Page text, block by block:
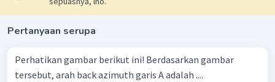
Pertanyaan serupa
Perhatikan gambar berikut ini! Berdasarkan gambar
tersebut, arah back azimuth garis A adalah ....